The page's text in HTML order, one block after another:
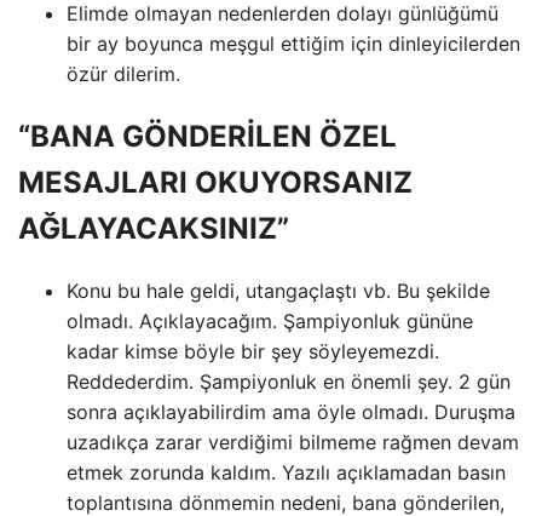
Elimde olmayan nedenlerden dolayı günlüğümü
bir ay boyunca meşgul ettiğim için dinleyicilerden
özür dilerim.
“BANA GÖNDERİLEN ÖZEL
MESAJLARI OKUYORSANIZ
AĞLAYACAKSINIZ”
Konu bu hale geldi, utangaçlaştı vb. Bu şekilde
olmadı. Açıklayacağım. Şampiyonluk gününe
kadar kimse böyle bir şey söyleyemezdi.
Reddederdim. Şampiyonluk en önemli şey. 2 gün
sonra açıklayabilirdim ama öyle olmadı. Duruşma
uzadıkça zarar verdiğimi bilmeme rağmen devam
etmek zorunda kaldım. Yazılı açıklamadan basın
toplantısına dönmemin nedeni, bana gönderilen,